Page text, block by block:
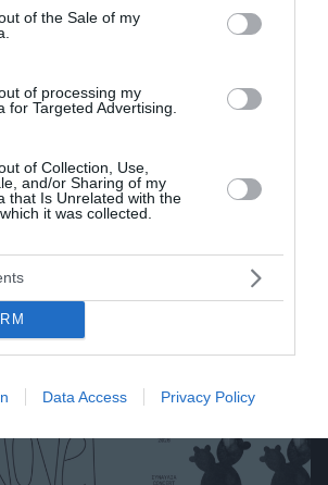
of the Sale of my
of processing my
for Targeted Advertising.
of Collection, Use,
and/or Sharing of my
that Is Unrelated with the
it was collected.
Data Access Privacy Policy
του Ντέιβιντ
Θέατρο Πάρκου, Άι-
Πάρος στις 7 Αυγούστου!